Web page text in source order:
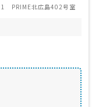
PRIME北広島402号室